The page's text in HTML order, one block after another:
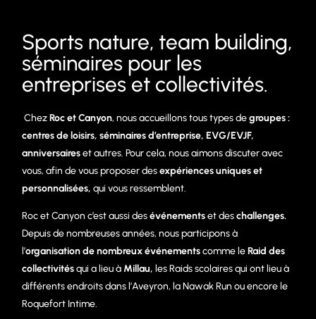
Sports nature, team building,
séminaires pour les
entreprises et collectivités.
ChezRoc et Canyon, nous accueillons tous types degroupes :
centres de loisirs, séminaires d’entreprise, EVG/EVJF,
anniversaireset autres. Pour cela, nous aimons discuter avec
vous, afin de vous proposer desexpériences uniques et
personnalisées, qui vous ressemblent.
Roc et Canyon c’est aussi desévénementset deschallenges.
Depuis de nombreuses années, nous participons à
l’organisation de nombreux événementscomme leRaid des
collectivitésqui a lieu à Millau, les Raids scolaires qui ont lieu à
différents endroits dans l’Aveyron, la Nawak Run ou encore le
Roquefort Intime.